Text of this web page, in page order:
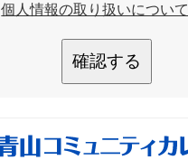
個人情報の取り扱いについて
確認する